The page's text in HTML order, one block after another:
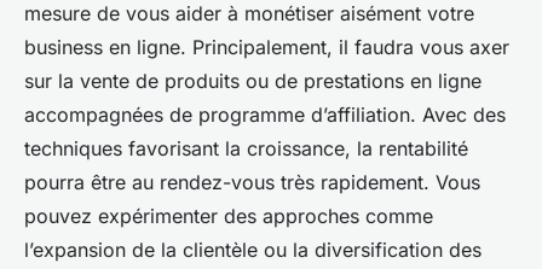
mesure de vous aider à monétiser aisément votre
business en ligne. Principalement, il faudra vous axer
sur la vente de produits ou de prestations en ligne
accompagnées de programme d’affiliation. Avec des
techniques favorisant la croissance, la rentabilité
pourra être au rendez-vous très rapidement. Vous
pouvez expérimenter des approches comme
l’expansion de la clientèle ou la diversification des